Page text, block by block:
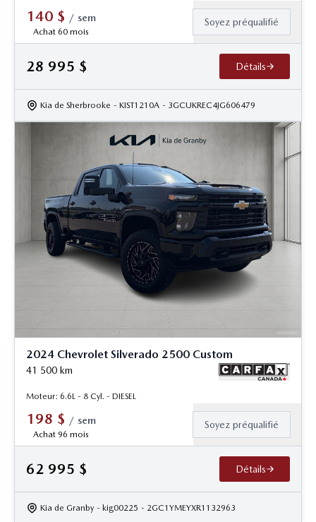
140 $ / sem
Achat 60 mois
Soyez préqualifié
28 995 $ Détails
Kia de Sherbrooke - KIST1210A - 3GCUKREC4JG606479
2024 Chevrolet Silverado 2500 Custom
41 500 km
Moteur: 6.6L - 8 Cyl. - DIESEL
198 $ / sem
Achat 96 mois
Soyez préqualifié
62 995 $ Détails
Kia de Granby - kig00225 - 2GC1YMEYXR1132963